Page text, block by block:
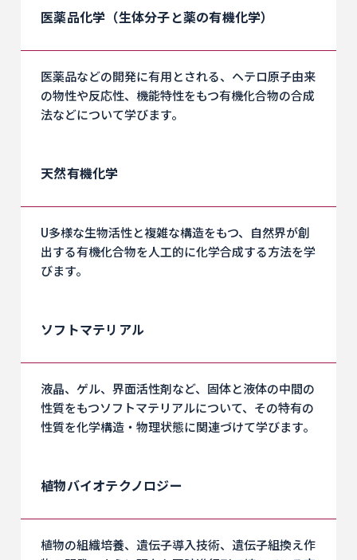
医薬品化学（生体分子と薬の有機化学）
医薬品などの開発に有用とされる、ヘテロ原子由来
の物性や反応性、機能特性をもつ有機化合物の合成
法などについて学びます。
天然有機化学
U多様な生物活性と複雑な構造をもつ、自然界が創
出する有機化合物を人工的に化学合成する方法を学
びます。
ソフトマテリアル
液晶、ゲル、界面活性剤など、固体と液体の中間の
性質をもつソフトマテリアルについて、その特有の
性質を化学構造・物理状態に関連づけて学びます。
植物バイオテクノロジー
植物の組織培養、遺伝子導入技術、遺伝子組換え作